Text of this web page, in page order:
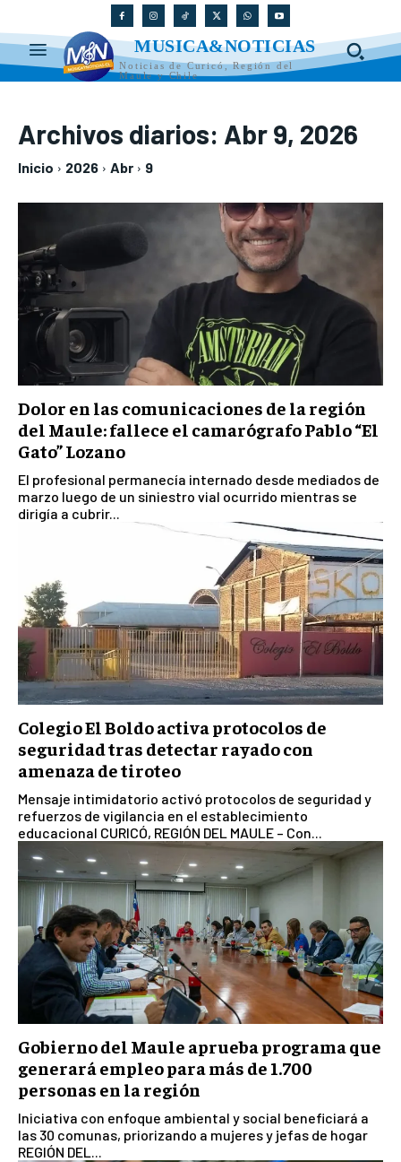
MUSICA&NOTICIAS
Noticias de Curicó, Región del
Maule y Chile
Archivos diarios: Abr 9, 2026
Inicio 2026 Abr 9
Dolor en las comunicaciones de la región
del Maule: fallece el camarógrafo Pablo “El
Gato” Lozano
El profesional permanecía internado desde mediados de
marzo luego de un siniestro vial ocurrido mientras se
dirigía a cubrir...
Colegio El Boldo activa protocolos de
seguridad tras detectar rayado con
amenaza de tiroteo
Mensaje intimidatorio activó protocolos de seguridad y
refuerzos de vigilancia en el establecimiento
educacional CURICÓ, REGIÓN DEL MAULE – Con...
Gobierno del Maule aprueba programa que
generará empleo para más de 1.700
personas en la región
Iniciativa con enfoque ambiental y social beneficiará a
las 30 comunas, priorizando a mujeres y jefas de hogar
REGIÓN DEL...